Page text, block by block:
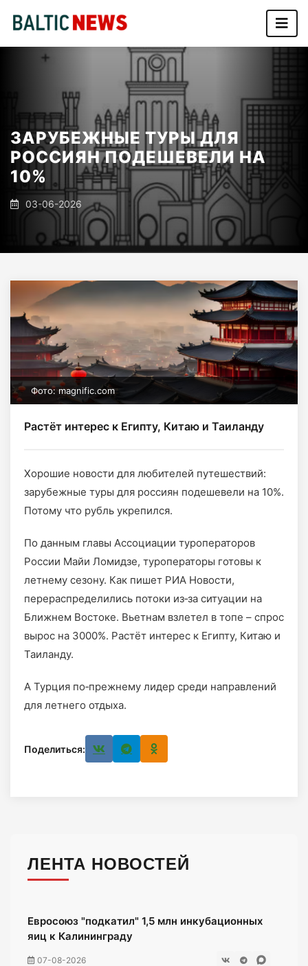
ЗАРУБЕЖНЫЕ ТУРЫ ДЛЯ
РОССИЯН ПОДЕШЕВЕЛИ НА
10%
03-06-2026
Фото: magnific.com
Растёт интерес к Египту, Китаю и Таиланду
Хорошие новости для любителей путешествий:
зарубежные туры для россиян подешевели на 10%.
Потому что рубль укрепился.
По данным главы Ассоциации туроператоров
России Майи Ломидзе, туроператоры готовы к
летнему сезону. Как пишет РИА Новости,
перераспределились потоки из‑за ситуации на
Ближнем Востоке. Вьетнам взлетел в топе – спрос
вырос на 3000%. Растёт интерес к Египту, Китаю и
Таиланду.
А Турция по‑прежнему лидер среди направлений
для летнего отдыха.
Поделиться:
ЛЕНТА НОВОСТЕЙ
Евросоюз "подкатил" 1,5 млн инкубационных
яиц к Калининграду
07-08-2026